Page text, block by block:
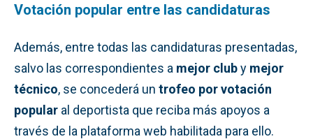
Votación popular entre las candidaturas
Además, entre todas las candidaturas presentadas,
salvo las correspondientes a mejor cluby mejor
técnico, se concederá un trofeo por votación
popular al deportista que reciba más apoyos a
través de la plataforma web habilitada para ello.